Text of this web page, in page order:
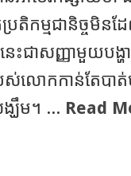
តិកម្មជានិច្ច​មិនដ
ះ​ជាសញ្ញាមួយបង្
បស់លោកកាន់តែប
ឃឹម។ ... Read